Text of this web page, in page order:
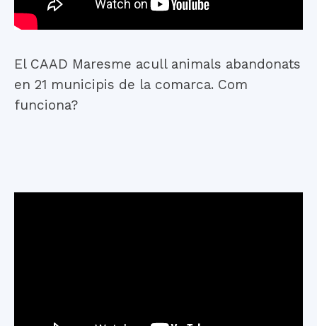
El CAAD Maresme acull animals abandonats
en 21 municipis de la comarca. Com
funciona?